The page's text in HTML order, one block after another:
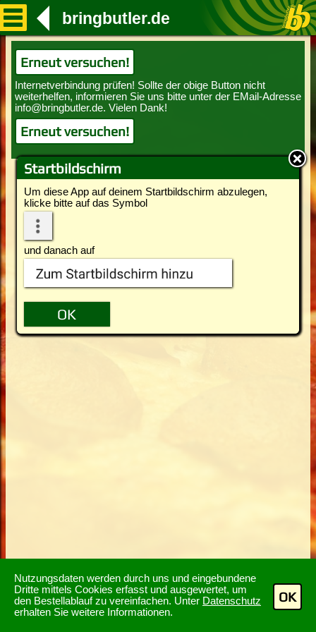
Nutzungsdaten werden durch uns und eingebundene
Dritte mittels Cookies erfasst und ausgewertet, um
den Bestellablauf zu vereinfachen. Unter Datenschutz
erhalten Sie weitere Informationen.
OK
Startbildschirm
Um diese App auf deinem Startbildschirm abzulegen,
klicke bitte auf das Symbol
und danach auf
bringbutler.de
Erneut versuchen!
Erneut versuchen!